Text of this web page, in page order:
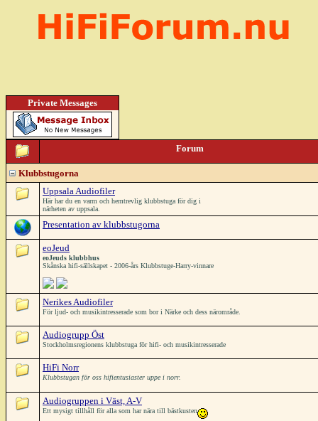
Private Messages
Forum
Klubbstugorna
Uppsala Audiofiler
Här har du en varm och hemtrevlig klubbstuga för dig i
närheten av uppsala.
Presentation av klubbstugorna
eoJeud
eoJeuds klubbhus
Skånska hifi-sällskapet - 2006-års Klubbstuge-Harry-vinnare
Nerikes Audiofiler
För ljud- och musikintresserade som bor i Närke och dess närområde.
Audiogrupp Öst
Stockholmsregionens klubbstuga för hifi- och musikintresserade
HiFi Norr
Klubbstugan för oss hifientusiaster uppe i norr.
Audiogruppen i Väst, A-V
Ett mysigt tillhåll för alla som har nära till bästkusten